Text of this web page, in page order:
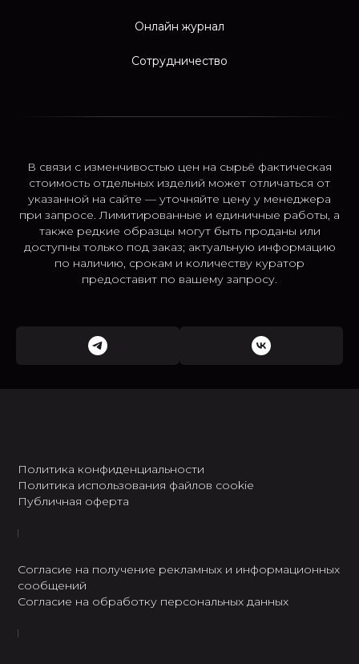
Онлайн журнал
Сотрудничество
В связи с изменчивостью цен на сырьё фактическая
стоимость отдельных изделий может отличаться от
указанной на сайте — уточняйте цену у менеджера
при запросе. Лимитированные и единичные работы, а
также редкие образцы могут быть проданы или
доступны только под заказ; актуальную информацию
по наличию, срокам и количеству куратор
предоставит по вашему запросу.
Политика конфиденциальности
Политика использования файлов cookie
Публичная оферта
Согласие на получение рекламных и информационных
сообщений
Согласие на обработку персональных данных